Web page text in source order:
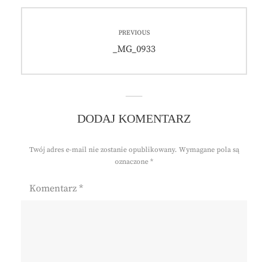
PREVIOUS
Previous
_MG_0933
DODAJ KOMENTARZ
Twój adres e-mail nie zostanie opublikowany. Wymagane pola są
oznaczone *
Komentarz *